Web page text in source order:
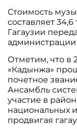
Стоимость
составляет
Гагаузии
Отметим, что в
«Кадынжа»
почетное
Ансамбль
участие в
национальных
продвигая